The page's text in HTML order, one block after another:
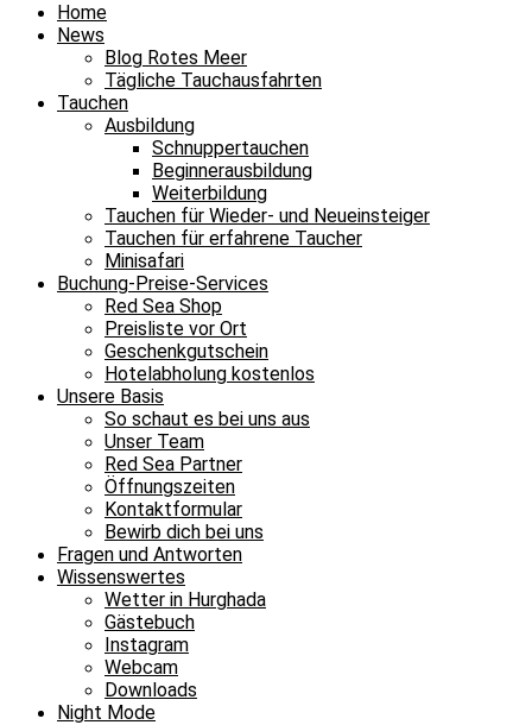
Home
News
Blog Rotes Meer
Tägliche Tauchausfahrten
Tauchen
Ausbildung
Schnuppertauchen
Beginnerausbildung
Weiterbildung
Tauchen für Wieder- und Neueinsteiger
Tauchen für erfahrene Taucher
Minisafari
Buchung-Preise-Services
Red Sea Shop
Preisliste vor Ort
Geschenkgutschein
Hotelabholung kostenlos
Unsere Basis
So schaut es bei uns aus
Unser Team
Red Sea Partner
Öffnungszeiten
Kontaktformular
Bewirb dich bei uns
Fragen und Antworten
Wissenswertes
Wetter in Hurghada
Gästebuch
Instagram
Webcam
Downloads
Night Mode